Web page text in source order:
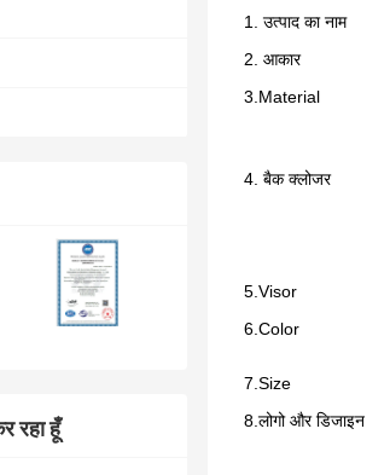
रहा हूँ
1. उत्पाद का नाम
2. आकार
3.Material
4. बैक क्लोजर
5.Visor
6.Color
7.Size
8.लोगो और डिजाइन